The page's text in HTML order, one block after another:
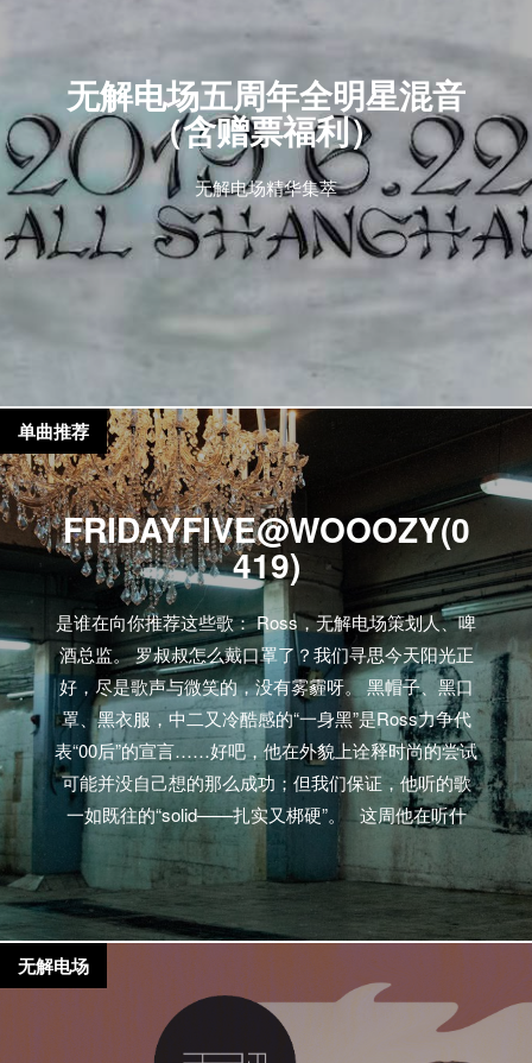
无解电场五周年全明星混音
（含赠票福利）
无解电场精华集萃
FRIDAYFIVE@WOOOZY(0
419)
是谁在向你推荐这些歌： Ross，无解电场策划人、啤
酒总监。 罗叔叔怎么戴口罩了？我们寻思今天阳光正
好，尽是歌声与微笑的，没有雾霾呀。 黑帽子、黑口
罩、黑衣服，中二又冷酷感的“一身黑”是Ross力争代
表“00后”的宣言……好吧，他在外貌上诠释时尚的尝试
可能并没自己想的那么成功；但我们保证，他听的歌
一如既往的“solid——扎实又梆硬”。 这周他在听什
么： Tracklist 【MV】J Hus – Daily Duppy Shygirl –
Beauts Junior XL – Fervour 13 Block – Petit cœur
Lowkey & Headie One – Gangland…
单曲推荐
无解电场